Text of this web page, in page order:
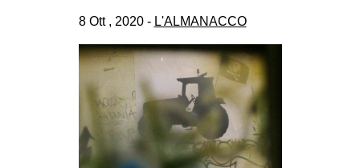
REPRESSIONE
STUDENTI
CULTURE
ARTE
CINEMA
MANIFESTI
8 Ott , 2020 - L'ALMANACCO